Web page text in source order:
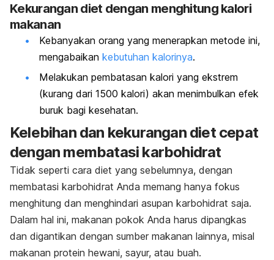
Kekurangan diet dengan menghitung kalori
makanan
Kebanyakan orang yang menerapkan metode ini,
mengabaikan kebutuhan kalorinya.
Melakukan pembatasan kalori yang ekstrem
(kurang dari 1500 kalori) akan menimbulkan efek
buruk bagi kesehatan.
Kelebihan dan kekurangan diet cepat
dengan membatasi karbohidrat
Tidak seperti cara diet yang sebelumnya, dengan
membatasi karbohidrat Anda memang hanya fokus
menghitung dan menghindari asupan karbohidrat saja.
Dalam hal ini, makanan pokok Anda harus dipangkas
dan digantikan dengan sumber makanan lainnya, misal
makanan protein hewani, sayur, atau buah.